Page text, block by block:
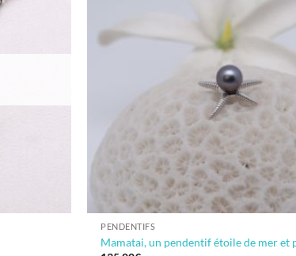
PENDENTIFS
Mamatai, un pendentif étoile de mer et